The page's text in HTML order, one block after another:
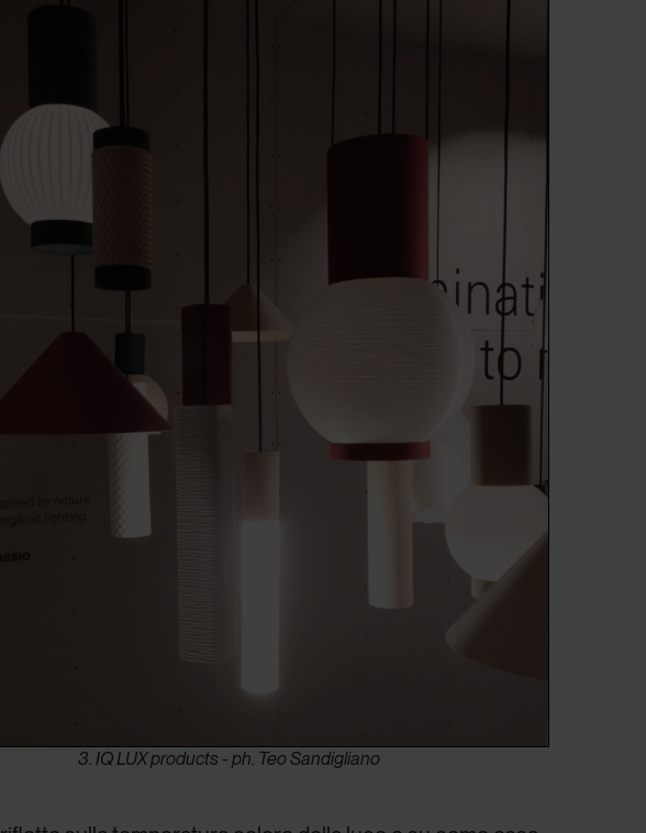
3. IQ LUX products - ph. Teo Sandigliano